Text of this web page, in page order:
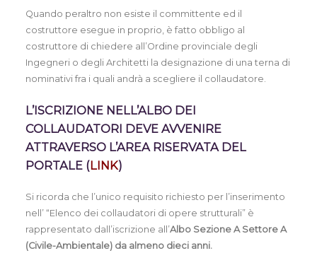
Quando peraltro non esiste il committente ed il
costruttore esegue in proprio, è fatto obbligo al
costruttore di chiedere all’Ordine provinciale degli
Ingegneri o degli Architetti la designazione di una terna di
nominativi fra i quali andrà a scegliere il collaudatore.
L’ISCRIZIONE NELL’ALBO DEI
COLLAUDATORI DEVE AVVENIRE
ATTRAVERSO L’AREA RISERVATA DEL
PORTALE (LINK)
Si ricorda che l’unico requisito richiesto per l’inserimento
nell’ “Elenco dei collaudatori di opere strutturali” è
rappresentato dall’iscrizione all’Albo Sezione A Settore A
(Civile-Ambientale) da almeno dieci anni.